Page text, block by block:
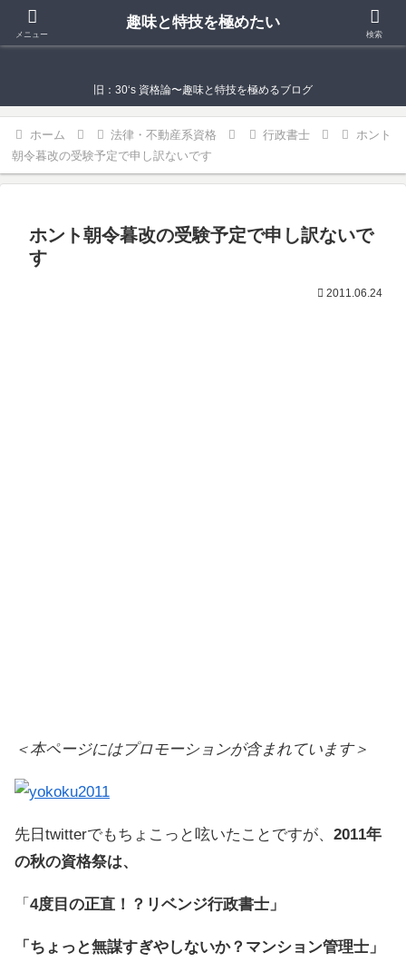
趣味と特技を極めたい
旧：30‘s 資格論〜趣味と特技を極めるブログ
ホーム 法律・不動産系資格 行政書士
ホント
朝令暮改の受験予定で申し訳ないです
ホント朝令暮改の受験予定で申し訳ないで
す
2011.06.24
＜本ページにはプロモーションが含まれています＞
先日twitterでもちょこっと呟いたことですが、 2011年
の秋の資格祭は、
「 4度目の正直！？リベンジ行政書士」
「ちょっと無謀すぎやしないか？マンション管理士」
メニュー
趣味と特技を極めたい
検索